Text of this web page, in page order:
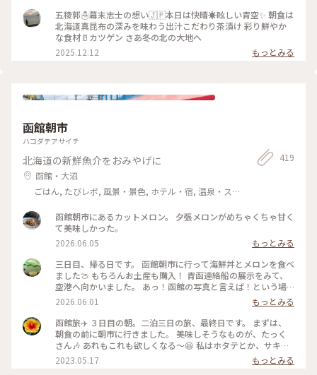
五稜郭☃️幕末志士の想い🇯🇵本日は快晴☀眩しい青空✨️ 朝食は
北海道真昆布の深みを味わう出汁こだわり茶漬け 彩り鮮やか
な食材🥛カツゲン さあ冬の北の大地へ
2025.12.12
もっとみる
函館朝市
ハコダテアサイチ
北海道の新鮮魚介をおみやげに
函館・大沼
ごはん, たびレポ, 風景・景色, ホテル・宿, 温泉・ス
419
函館朝市にあるカットメロン。 夕張メロンがめちゃくちゃ甘く
て美味しかった。
2026.06.05
もっとみる
三日目、帰る日です。 函館朝市に行って海鮮丼とメロンを食べ
ました🍈 もちろんお土産も購入！ 青函連絡船の展示をみて、
空港へ向かいました。 あっ！函館の写真と言えば！という場
所。 八幡坂ももちろん行ってきました。 昼、夜と写真撮って
みたけど、夜はいらなかったかも笑 三日間通して食事は特に大
満足🍽️ 海鮮とアイスクリームはたくさん食べた🍨 初めての函
館旅行はめっちゃ楽しかった💕 今回も母に感謝🙏 On the
third day, we visited Hakodate Morning Market and
throughout the three day. We ate plenty of seafood and
2026.06.01
もっとみる
函館旅✈️ ３日目の朝。二泊三日の旅、最終日です。 まずは、
朝食の前に朝市に行きました。 美味しそうなものが、たっく
さん🎶 あれもこれも欲しくなる〜😆 私はホタテとか、サキイ
カとか、乾き物中心にお買い上げー❤️ 市場は活気があって、見
てるだけでも楽しい🎶 #私のことりっぷ旅 #レトロな街 #北海
2023.05.17 もっとみる